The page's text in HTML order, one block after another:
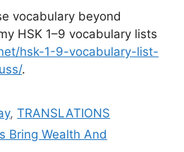
vocabulary beyond
HSK 1–9 vocabulary lists
hsk-1-9-vocabulary-list-
.
,TRANSLATIONS
Bring Wealth And